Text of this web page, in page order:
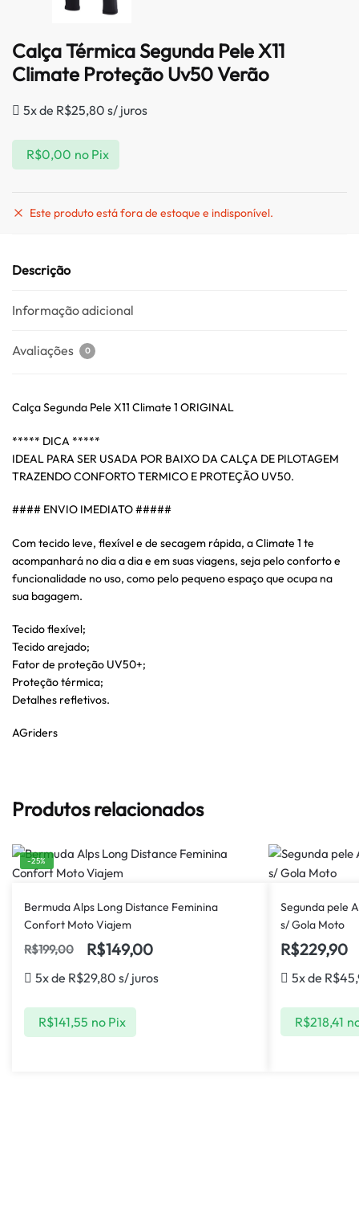
Calça Térmica Segunda Pele X11
Climate Proteção Uv50 Verão
5x de R$25,80 s/ juros
R$0,00 no Pix
Este produto está fora de estoque e indisponível.
Descrição
Informação adicional
Avaliações 0
Calça Segunda Pele X11 Climate 1 ORIGINAL
***** DICA *****
IDEAL PARA SER USADA POR BAIXO DA CALÇA DE PILOTAGEM
TRAZENDO CONFORTO TERMICO E PROTEÇÃO UV50.
#### ENVIO IMEDIATO #####
Com tecido leve, flexível e de secagem rápida, a Climate 1 te
acompanhará no dia a dia e em suas viagens, seja pelo conforto e
funcionalidade no uso, como pelo pequeno espaço que ocupa na
sua bagagem.
Tecido flexível;
Tecido arejado;
Fator de proteção UV50+;
Proteção térmica;
Detalhes refletivos.
AGriders
Produtos relacionados
-25%
Bermuda Alps Long Distance Feminina
Confort Moto Viajem
R$199,00 R$149,00
5x de R$29,80 s/ juros
R$141,55 no Pix
Segunda pele
s/ Gola Moto
R$229,90
5x de R$
R$218,41